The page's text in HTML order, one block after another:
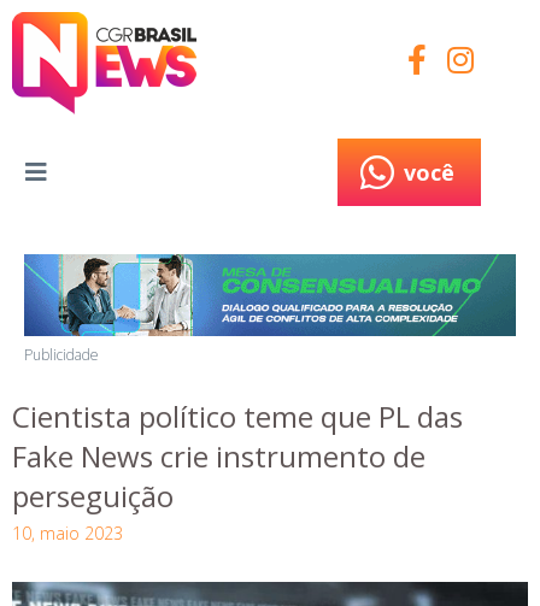
você
Publicidade
Cientista político teme que PL das
Fake News crie instrumento de
perseguição
10, maio 2023